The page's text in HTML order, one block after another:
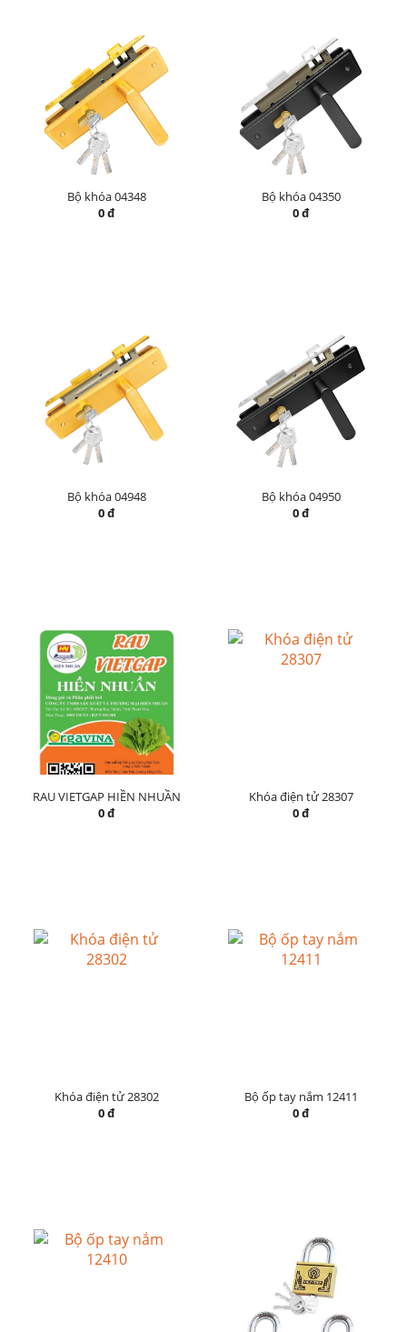
Bộ khóa 04348
0 đ
Bộ khóa 04350
0 đ
Bộ khóa 04948
0 đ
Bộ khóa 04950
0 đ
RAU VIETGAP HIỀN NHUẦN
0 đ
Khóa điện tử 28307
0 đ
Khóa điện tử 28302
0 đ
Bộ ốp tay nắm 12411
0 đ